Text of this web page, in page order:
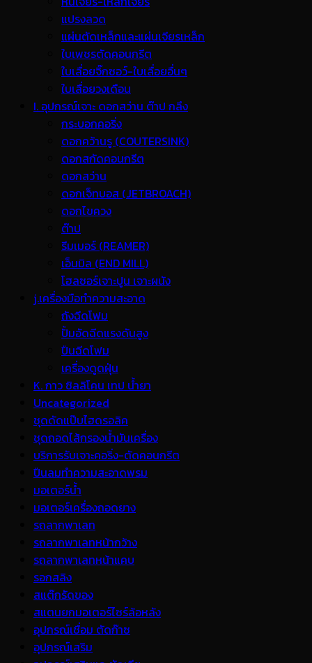
แปรงลวด
แผ่นตัดเหล็กและแผ่นเจียรเหล็ก
ใบเพชรตัดคอนกรีต
ใบเลื่อยจิ๊กซอว์-ใบเลื่อยอื่นๆ
ใบเลื่อยวงเดือน
I. อุปกรณ์เจาะ ดอกสว่าน ต๊าป กลึง
กระบอกคอริ่ง
ดอกคว้านรู (COUTERSINK)
ดอกสกัดคอนกรีต
ดอกสว่าน
ดอกเจ็ทบอส (JETBROACH)
ดอกไขควง
ต๊าป
รีมเมอร์ (REAMER)
เอ็นมิล (END MILL)
โฮลซอร์เจาะปูน เจาะผนัง
j.เครื่องมือทำความสะอาด
ถังฉีดโฟม
ปั้มอัดฉีดแรงดันสูง
ปืนฉีดโฟม
เครื่องดูดฝุ่น
K. กาว ซิลลิโคน เทป น้ำยา
Uncategorized
ชุดดัดแป๊บไฮดรอลิค
ชุดถอดไส้กรองน้ำมันเครื่อง
บริการรับเจาะคอริ่ง-ตัดคอนกรีต
ปืนลมทำความสะอาดพรม
มอเตอร์น้ำ
มอเตอร์เครื่องถอดยาง
รถลากพาเลท
รถลากพาเลทหน้ากว้าง
รถลากพาเลทหน้าแคบ
รอกสลิง
สแต๊กรัดของ
สแตนยกมอเตอร์ไซร์ล้อหลัง
อุปกรณ์เชื่อม ตัดก๊าซ
อุปกรณ์เสริม